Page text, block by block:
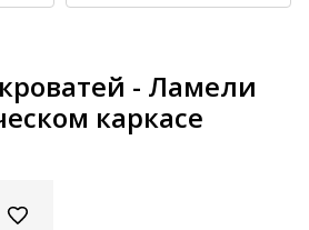
- Ламели
каркасе